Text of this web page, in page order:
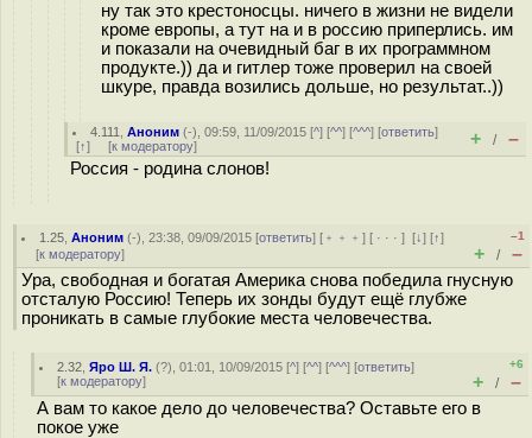
ну так это крестоносцы. ничего в жизни не видели
кроме европы, а тут на и в россию приперлись. им
и показали на очевидный баг в их программном
продукте.)) да и гитлер тоже проверил на своей
шкуре, правда возились дольше, но результат..))
4.111 ,Аноним (-), 09:59, 11/09/2015 [^] [^^] [^^^] [ответить]
[↑] [к модератору] + / –
Россия - родина слонов!
1.25 ,Аноним (-), 23:38, 09/09/2015 [ответить] [ ﹢﹢﹢] [ · · ·][↓] [↑]
[к модератору]
–1
+ / –
Ура, свободная и богатая Америка снова победила гнусную
отсталую Россию! Теперь их зонды будут ещё глубже
проникать в самые глубокие места человечества.
2.32 ,Яро Ш. Я. (?), 01:01, 10/09/2015 [^] [^^] [^^^] [ответить]
[к модератору]
+6
+ / –
А вам то какое дело до человечества? Оставьте его в
покое уже